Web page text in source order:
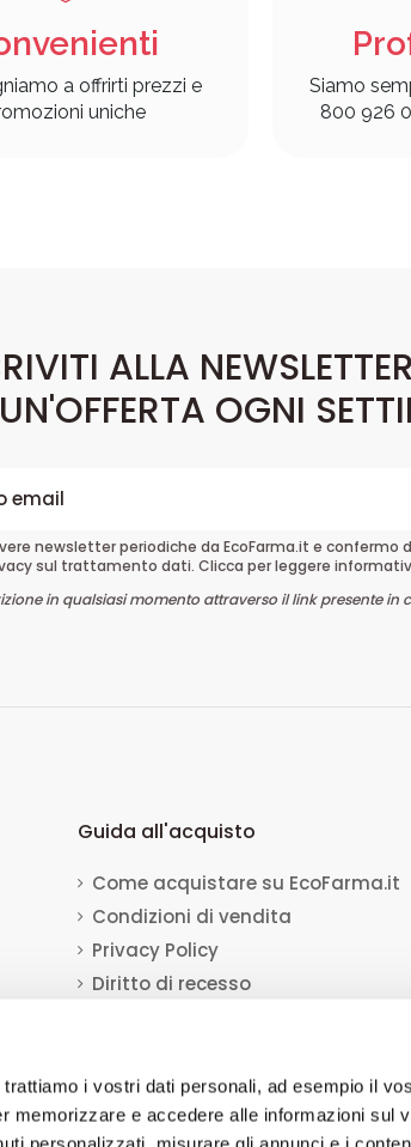
trattiamo i vostri dati personali, ad esempio il
memorizzare e accedere alle informazioni sul
a offrirti prezzi e
uniche
Siamo
800 926
ALLA
UN'OFFERTA OGNI
newsletter periodiche da EcoFarma.it e confermo
sul trattamento dati. Clicca per leggere
in qualsiasi momento attraverso il link presente in
Guida all'acquisto
Come acquistare su EcoFarma.it
Condizioni di vendita
Privacy Policy
Diritto di recesso